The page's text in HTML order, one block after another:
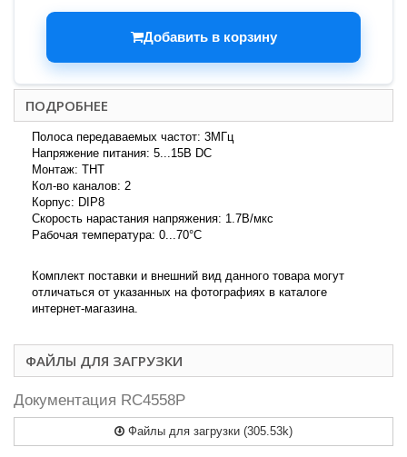
Добавить в корзину
ПОДРОБНЕЕ
Полоса передаваемых частот: 3МГц
Напряжение питания: 5...15В DC
Монтаж: THT
Кол-во каналов: 2
Корпус: DIP8
Скорость нарастания напряжения: 1.7В/мкс
Рабочая температура: 0...70°C
Комплект поставки и внешний вид данного товара могут
отличаться от указанных на фотографиях в каталоге
интернет-магазина.
ФАЙЛЫ ДЛЯ ЗАГРУЗКИ
Документация RC4558P
Файлы для загрузки (305.53k)